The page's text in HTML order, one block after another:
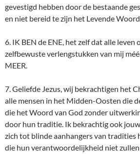
gevestigd hebben door de bestaande
en niet bereid te zijn het Levende
6. IK BEN de ENE, het zelf dat alle leven
zelfbewuste verlengstukken van mij
MEER.
7. Geliefde Jezus, wij bekrachtigen het
alle mensen in het Midden-Oosten die
die het Woord van God zonder
door hun traditie. Ik bekrachtig ook
zich tot blinde aanhangers van tradities
die hun verantwoordelijkheid niet